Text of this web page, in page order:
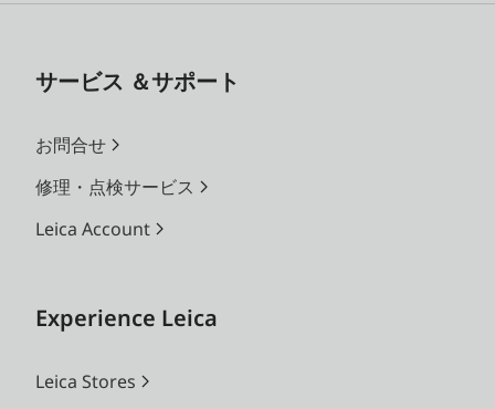
サービス ＆サポート
お問合せ
修理・点検サービス
Leica Account
Experience Leica
Leica Stores